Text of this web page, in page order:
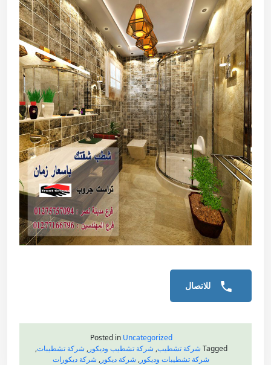
للاتصال
Posted in Uncategorized
Tagged شركة تشطيب, شركة تشطيب وديكور, شركة تشطيبات,
شركة تشطيبات وديكور, شركة ديكور, شركة ديكورات